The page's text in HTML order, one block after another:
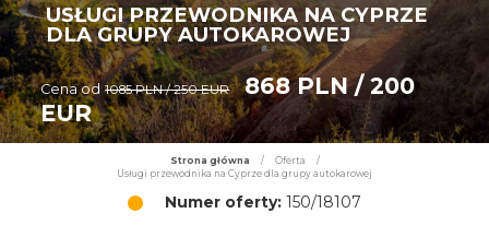
USŁUGI PRZEWODNIKA NA CYPRZE
DLA GRUPY AUTOKAROWEJ
Cena od 1085 PLN / 250 EUR
868 PLN / 200
EUR
Strona główna / Oferta
/
Usługi przewodnika na Cyprze dla grupy autokarowej
Numer oferty: 150/18107